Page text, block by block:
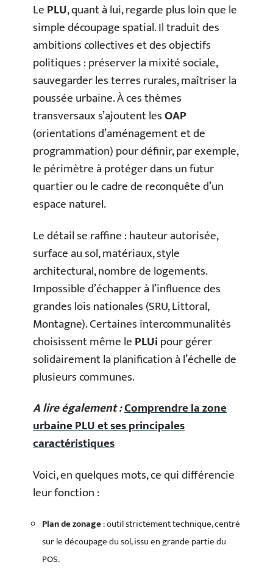
LePLU, quant à lui, regarde plus loin que le
simple découpage spatial. Il traduit des
ambitions collectives et des objectifs
politiques : préserver la mixité sociale,
sauvegarder les terres rurales, maîtriser la
poussée urbaine. À ces thèmes
transversaux s’ajoutent lesOAP
(orientations d’aménagement et de
programmation) pour définir, par exemple,
le périmètre à protéger dans un futur
quartier ou le cadre de reconquête d’un
espace naturel.
Le détail se raffine : hauteur autorisée,
surface au sol, matériaux, style
architectural, nombre de logements.
Impossible d’échapper à l’influence des
grandes lois nationales (SRU, Littoral,
Montagne). Certaines intercommunalités
choisissent même lePLUipour gérer
solidairement la planification à l’échelle de
plusieurs communes.
A lire également :Comprendre la zone
urbaine PLU et ses principales
caractéristiques
Voici, en quelques mots, ce qui différencie
leur fonction :
Plan de zonage: outil strictement technique, centré
sur le découpage du sol, issu en grande partie du
POS.